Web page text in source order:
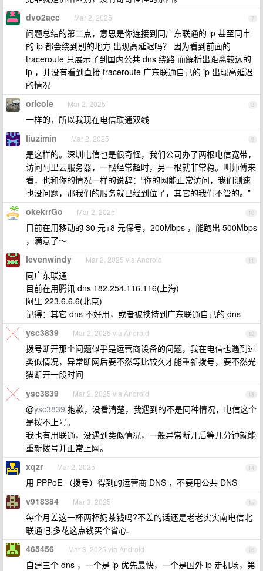
7
dvo2acc Mar 2, 2025
问题总结的第二点，意思是你连接到同广东联通的 ip 甚至同市
的 ip 都会绕到别的地方 出现高延迟吗？ 因为看到前面的
traceroute 只展示了到国内公共 dns 绕路 而解析出距离较远的
ip ，并没有看到直接 traceroute 广东联通自己的 ip 出现高延迟
的情况
8
oricole Mar 2, 2025
一样的，所以我现在电信联通双线
9
liuzimin Mar 2, 2025
是这样的。深圳电信也是很奇怪，我们公司办了两根电信宽带，
访问阿里云服务器，一根经常超时，另一根就非常稳。叫师傅来
看，也和你的情况一样的说辞：“你的网能正常访问，我们测速
也没问题，那我们的服务就已经到位了，其它的我们不管的。”
10
okekrrGo Mar 2, 2025
目前在用移动的 30 元+8 元保号，200Mbps ，能跑出 500Mbps
，满意了～
11
levenwindy Mar 2, 2025 via Android
同广东联通
目前在用腾讯 dns 182.254.116.116(上海)
阿里 223.6.6.6(北京)
记得：其它 dns 不好用，或者被挟持到广东联通自己的 dns
12
ysc3839 Mar 2, 2025 via Android
拨号断开那个问题似乎是运营商设备的问题，我在电信也遇到过
类似情况，异常断网后要不然等比较久才能重新拨号，要不然光
猫断开一段时间
13
ysc3839 Mar 2, 2025 via Android
@ysc3839 抱歉，没看清楚，我遇到的不是同种情况，电信这个
是拨不上号。
我也有用联通，没遇到类似情况，一般异常断开后等几分钟就能
重新拨号并正常上网。
14
xqzr Mar 2, 2025
用 PPPoE （拨号）得到的运营商 DNS ，不要用公共 DNS
15
v918384 Mar 3, 2025
每个月差这一杯两杯奶茶钱吗?不差的话还是老老实实南电信北
联通吧,多花这点钱买个省心.
16
465456 Mar 3, 2025 via Android
自建三个 dns ，一个是 ip 优先最快，一个是国外 ip 走机场，第